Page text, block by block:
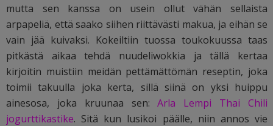
mutta sen kanssa on usein ollut vähän sellaista
arpapeliä, että saako siihen riittävästi makua, ja eihän se
vain jää kuivaksi. Kokeiltiin tuossa toukokuussa taas
pitkästä aikaa tehdä nuudeliwokkia ja tällä kertaa
kirjoitin muistiin meidän pettämättömän reseptin, joka
toimii takuulla joka kerta, sillä siinä on yksi huippu
ainesosa, joka kruunaa sen:Arla Lempi Thai Chili
jogurttikastike. Sitä kun lusikoi päälle, niin annos vie